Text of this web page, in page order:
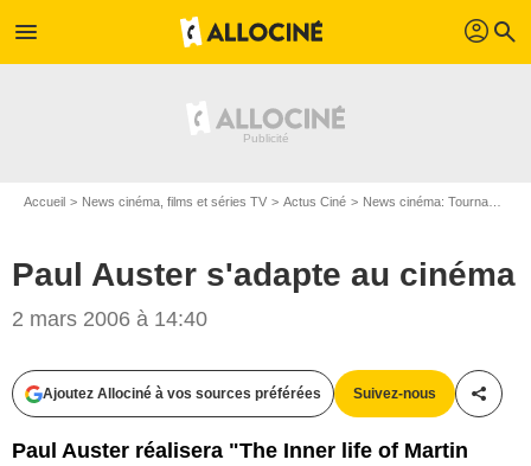
menu profil search
Accueil News cinéma, films et séries TV Actus Ciné News cinéma: Tournages
Paul Auster s'adapte au cinéma
2 mars 2006 à 14:40
Ajoutez Allociné à vos sources préférées Suivez-nous
Paul Auster réalisera "The Inner life of Martin